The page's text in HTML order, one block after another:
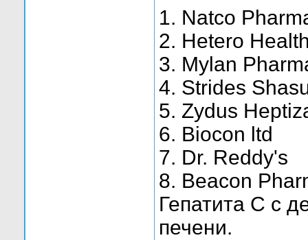
1. Natco
2. Hetero
3. Mylan
4. Strides
5. Zydus
6. Biocon ltd
7. Dr. Reddy's
8. Beacon
Гепатита С с
печени.